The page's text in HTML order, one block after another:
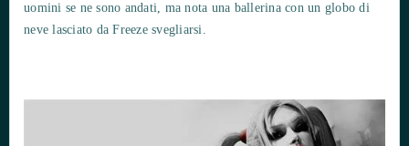
uomini se ne sono andati, ma nota una ballerina con un globo di
neve lasciato da Freeze svegliarsi.